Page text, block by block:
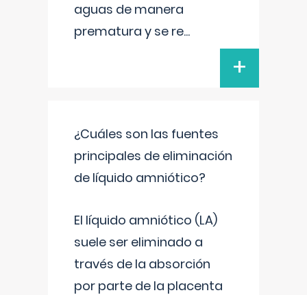
aguas de manera
prematura y se re...
+
¿Cuáles son las fuentes
principales de eliminación
de líquido amniótico?
El líquido amniótico (LA)
suele ser eliminado a
través de la absorción
por parte de la placenta